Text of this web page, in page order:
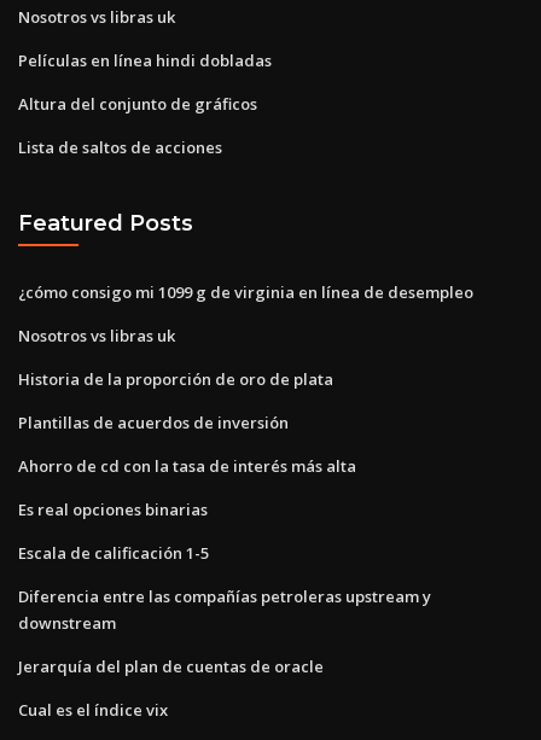
Nosotros vs libras uk
Películas en línea hindi dobladas
Altura del conjunto de gráficos
Lista de saltos de acciones
Featured Posts
¿cómo consigo mi 1099 g de virginia en línea de desempleo
Nosotros vs libras uk
Historia de la proporción de oro de plata
Plantillas de acuerdos de inversión
Ahorro de cd con la tasa de interés más alta
Es real opciones binarias
Escala de calificación 1-5
Diferencia entre las compañías petroleras upstream y
downstream
Jerarquía del plan de cuentas de oracle
Cual es el índice vix